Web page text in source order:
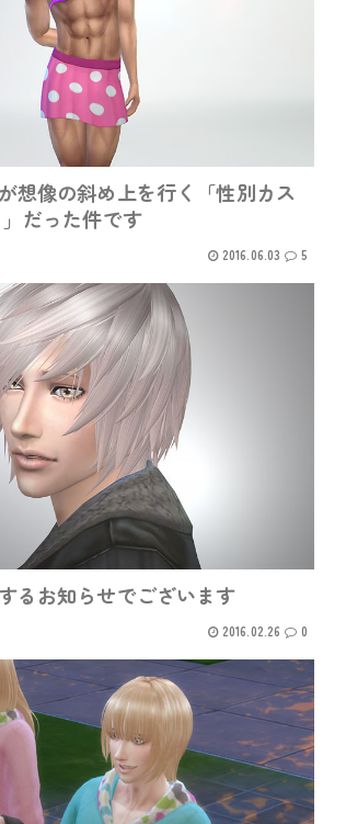
想像の斜め上を行く「性別カス
だった件です
2016.06.03 5
るお知らせでございます
2016.02.26 0